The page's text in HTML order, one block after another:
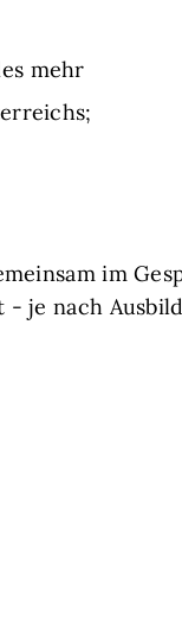
mehr
im
je nach